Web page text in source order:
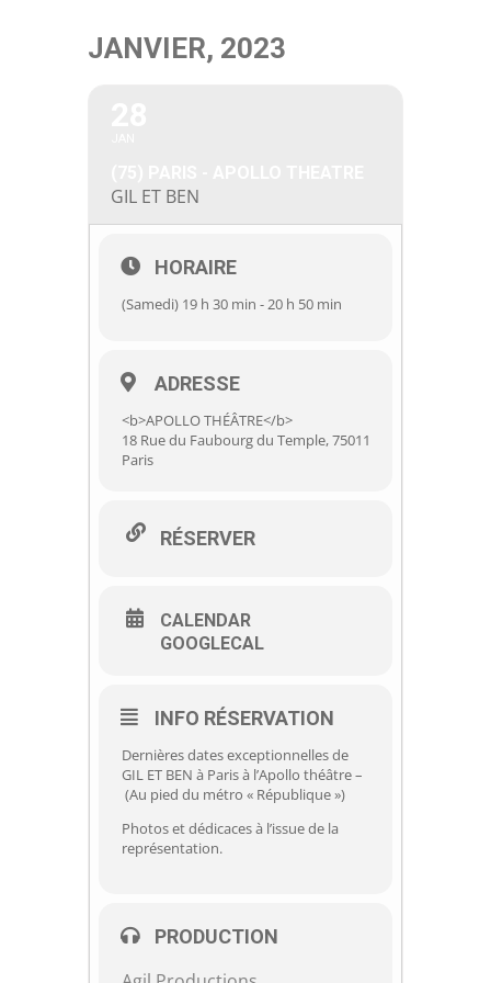
JANVIER, 2023
GIL ET BEN
HORAIRE
(Samedi) 19 h 30 min - 20 h 50 min
ADRESSE
<b>APOLLO THÉÂTRE</b>
18 Rue du Faubourg du Temple, 75011
Paris
RÉSERVER
CALENDAR
GOOGLECAL
INFO RÉSERVATION
Dernières dates exceptionnelles de
GIL ET BEN à Paris à l’Apollo théâtre –
(Au pied du métro « République »)
Photos et dédicaces à l’issue de la
représentation.
PRODUCTION